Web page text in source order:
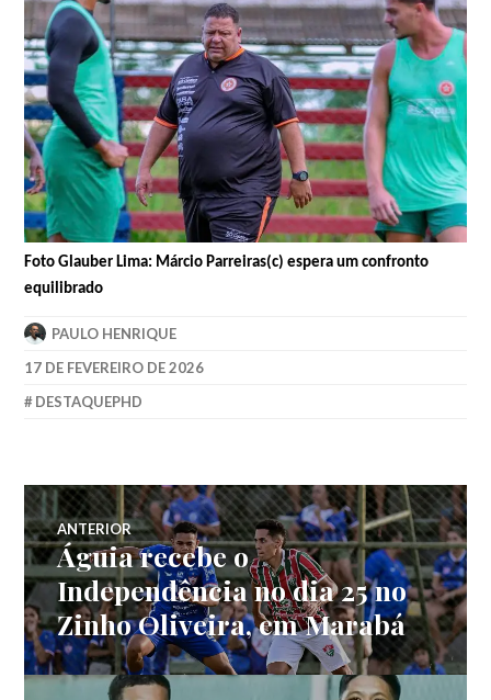
Foto Glauber Lima: Márcio Parreiras(c) espera um confronto
equilibrado
PAULO HENRIQUE
17 DE FEVEREIRO DE 2026
DESTAQUEPHD
ANTERIOR
Águia recebe o
Independência no dia 25 no
Zinho Oliveira, em Marabá